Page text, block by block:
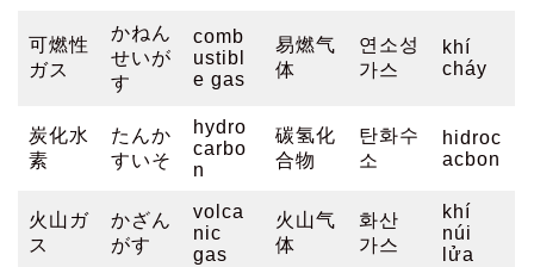
可燃性
ガス
かねん
せいが
す
comb
ustibl
e gas
易燃气
体
연소성
가스
khí
cháy
炭化水
素
たんか
すいそ
hydro
carbo
n
碳氢化
合物
탄화수
소
hidroc
acbon
火山ガ
ス
かざん
がす
volca
nic
gas
火山气
体
화산
가스
khí
núi
lửa